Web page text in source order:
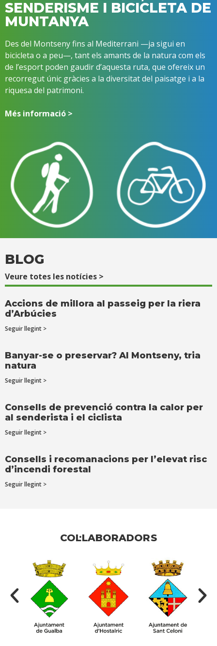
SENDERISME I BICICLETA DE
MUNTANYA
Des del Montseny fins al Mediterrani —ja sigui en
bicicleta o a peu—, tant els amants de la natura com els
de l’esport poden gaudir d’aquesta ruta, que ofereix un
recorregut únic gràcies a la diversitat del paisatge i a la
riquesa del patrimoni.
Més informació >
BLOG
Veure totes les notícies >
Accions de millora al passeig per la riera
d’Arbúcies
Seguir llegint >
Banyar-se o preservar? Al Montseny, tria
natura
Seguir llegint >
Consells de prevenció contra la calor per
al senderista i el ciclista
Seguir llegint >
Consells i recomanacions per l’elevat risc
d’incendi forestal
Seguir llegint >
COL·LABORADORS